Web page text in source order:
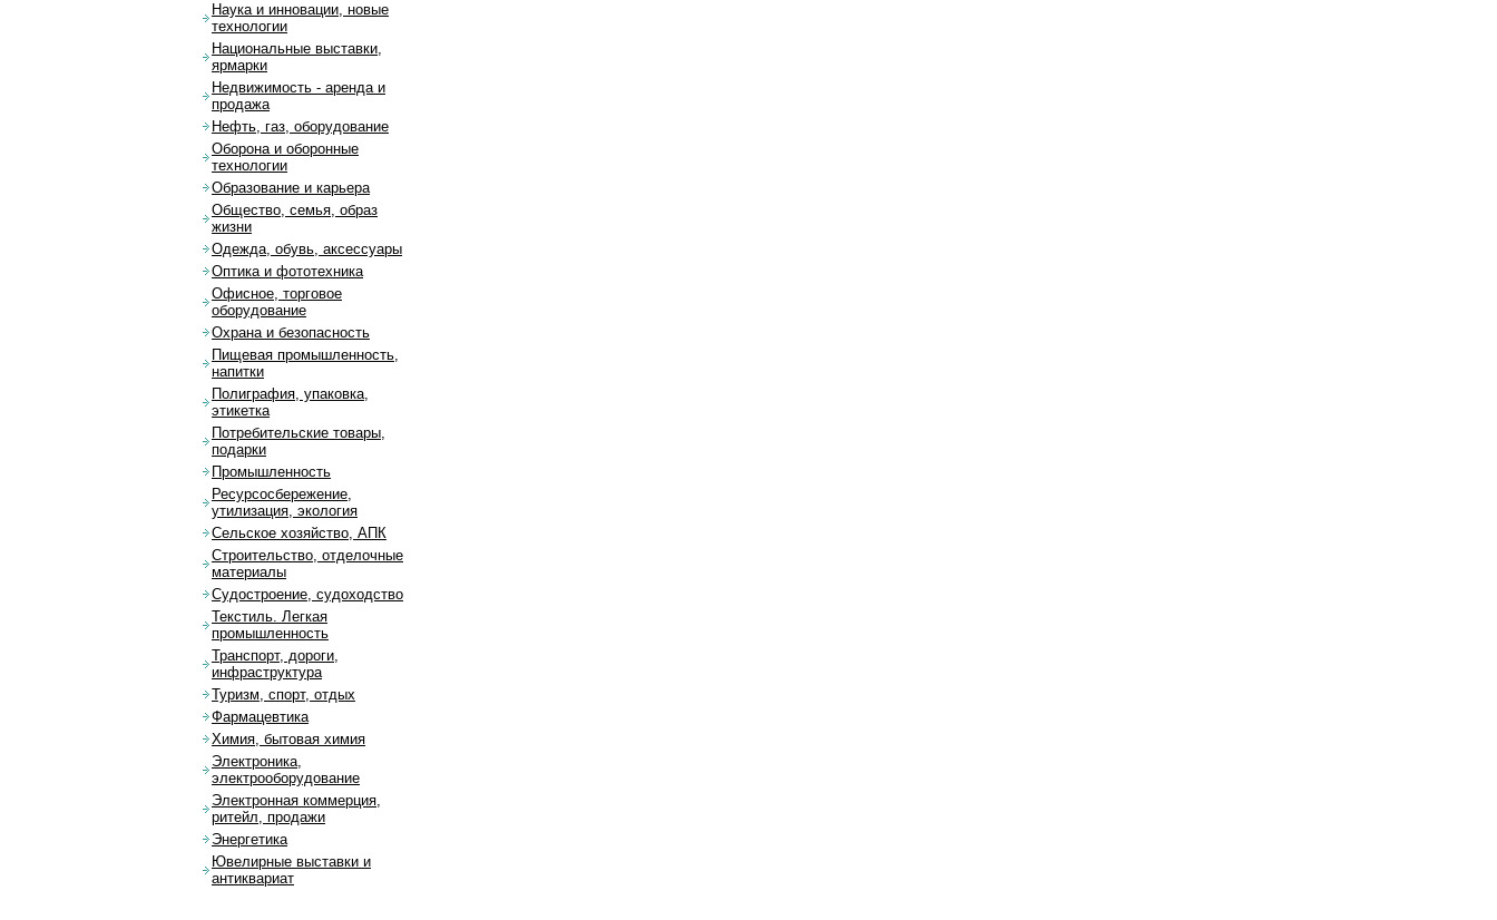
Наука и инновации, новые
технологии
Национальные выставки,
ярмарки
Недвижимость - аренда и
продажа
Нефть, газ, оборудование
Оборона и оборонные
технологии
Образование и карьера
Общество, семья, образ
жизни
Одежда, обувь, аксессуары
Оптика и фототехника
Офисное, торговое
оборудование
Охрана и безопасность
Пищевая промышленность,
напитки
Полиграфия, упаковка,
этикетка
Потребительские товары,
подарки
Промышленность
Ресурсосбережение,
утилизация, экология
Сельское хозяйство, АПК
Строительство, отделочные
материалы
Судостроение, судоходство
Текстиль. Легкая
промышленность
Транспорт, дороги,
инфраструктура
Туризм, спорт, отдых
Фармацевтика
Химия, бытовая химия
Электроника,
электрооборудование
Электронная коммерция,
ритейл, продажи
Энергетика
Ювелирные выставки и
антиквариат